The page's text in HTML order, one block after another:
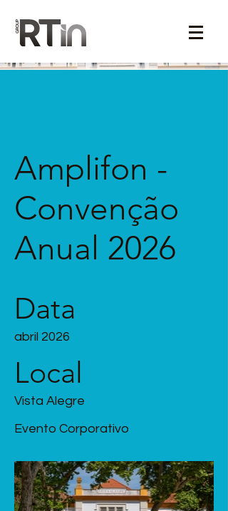
Amplifon -
Convenção
Anual 2026
Data
abril 2026
Local
Vista Alegre
Evento Corporativo